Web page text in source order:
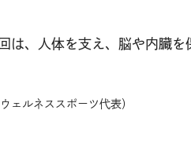
は、人体を支え、脳や内臓
ルネススポーツ代表）